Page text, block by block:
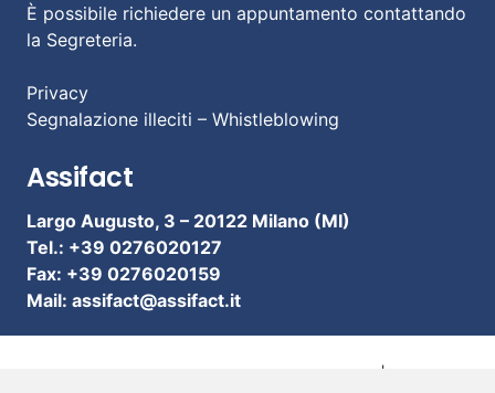
È possibile richiedere un appuntamento contattando
la Segreteria.
Privacy
Segnalazione illeciti – Whistleblowing
Assifact
Largo Augusto, 3 – 20122 Milano (MI)
Tel.: +39 0276020127
Fax: +39 0276020159
Mail: assifact@assifact.it
© 2020 ASSIFACT – C.F. 97067880159 | Partita